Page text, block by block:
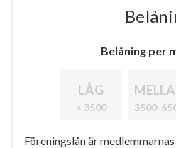
Belåning per
LÅG
< 3500 3500-
Föreningslån är